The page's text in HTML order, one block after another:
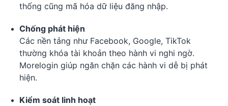
thống cũng mã hóa dữ liệu đăng nhập.
Chống phát hiện
Các nền tảng như Facebook, Google, TikTok
thường khóa tài khoản theo hành vi nghi ngờ.
Morelogin giúp ngăn chặn các hành vi dễ bị phát
hiện.
Kiểm soát linh hoạt